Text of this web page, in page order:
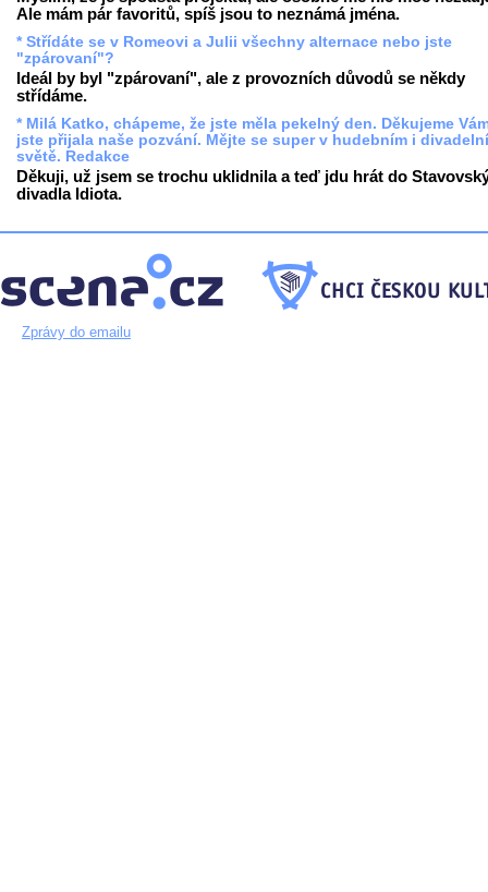
Ale mám pár favoritů, spíš jsou to neznámá jména.
* Střídáte se v Romeovi a Julii všechny alternace nebo jste
"zpárovaní"?
Ideál by byl "zpárovaní", ale z provozních důvodů se někdy
střídáme.
* Milá Katko, chápeme, že jste měla pekelný den. Děkujeme
jste přijala naše pozvání. Mějte se super v hudebním i
světě. Redakce
Děkuji, už jsem se trochu uklidnila a teď jdu hrát do
divadla Idiota.
Zprávy do emailu